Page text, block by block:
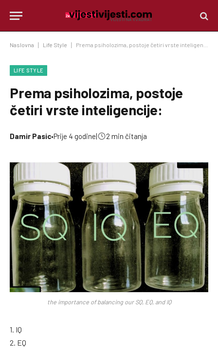
Naslovna Life Style Prema psiholozima, postoje četiri vrste inteligencije:
LIFE STYLE
Prema psiholozima, postoje
četiri vrste inteligencije:
Damir Pasic•Prije 4 godine| 2 min čitanja
the importance of balancing our SQ, EQ, and IQ
1. IQ
2. EQ